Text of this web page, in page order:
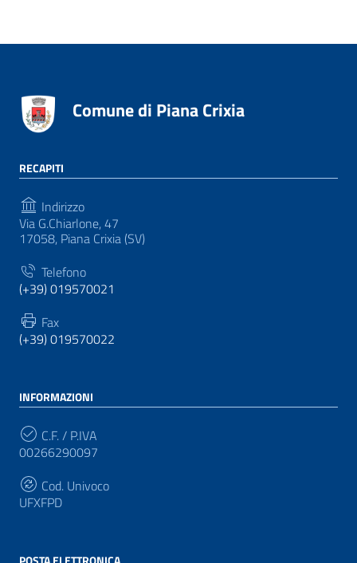
Comune di Piana Crixia
RECAPITI
Indirizzo
Via G.Chiarlone, 47
17058, Piana Crixia (SV)
Telefono
(+39) 019570021
Fax
(+39) 019570022
INFORMAZIONI
C.F. / P.IVA
00266290097
Cod. Univoco
UFXFPD